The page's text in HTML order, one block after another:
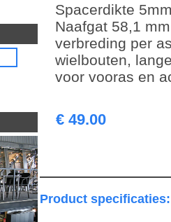
Spacerdikte
Naafgat 58,1
verbreding per
wielbouten,
voor vooras en
€ 49.00
Product specificaties: